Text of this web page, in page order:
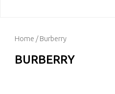
Home / Burberry
BURBERRY